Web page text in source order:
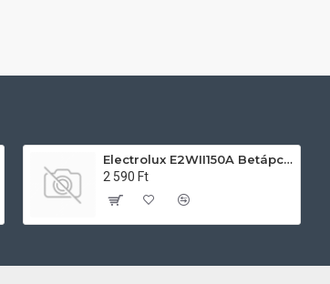
Electrolux E2WII150A Betápcső mosógéphez és mosogatógéphez
2 590 Ft